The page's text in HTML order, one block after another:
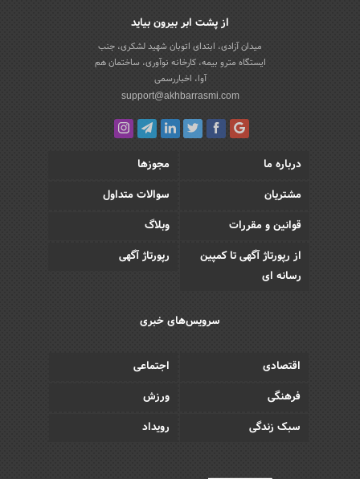
از پشت ابر بیرون بیاید
میدان آزادی، ابتدای اتوبان شهید لشکری، جنب
ایستگاه مترو بیمه، کارخانه نوآوری، ساختمان هم
آوا، اخباررسمی
support@akhbarrasmi.com
درباره ما
مجوزها
مشتریان
سوالات متداول
قوانین و مقررات
وبلاگ
از رپورتاژ آگهی تا کمپین
رسانه ای
رپورتاژ آگهی
سرویس‌های خبری
اقتصادی
اجتماعی
فرهنگی
ورزش
سبک زندگی
رویداد